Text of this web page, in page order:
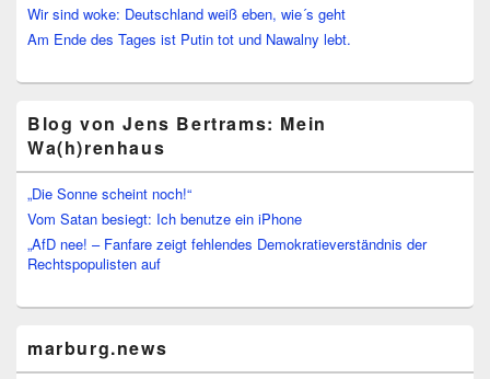
Wir sind woke: Deutschland weiß eben, wie´s geht
Am Ende des Tages ist Putin tot und Nawalny lebt.
Blog von Jens Bertrams: Mein
Wa(h)renhaus
„Die Sonne scheint noch!“
Vom Satan besiegt: Ich benutze ein iPhone
„AfD nee! – Fanfare zeigt fehlendes Demokratieverständnis der
Rechtspopulisten auf
marburg.news